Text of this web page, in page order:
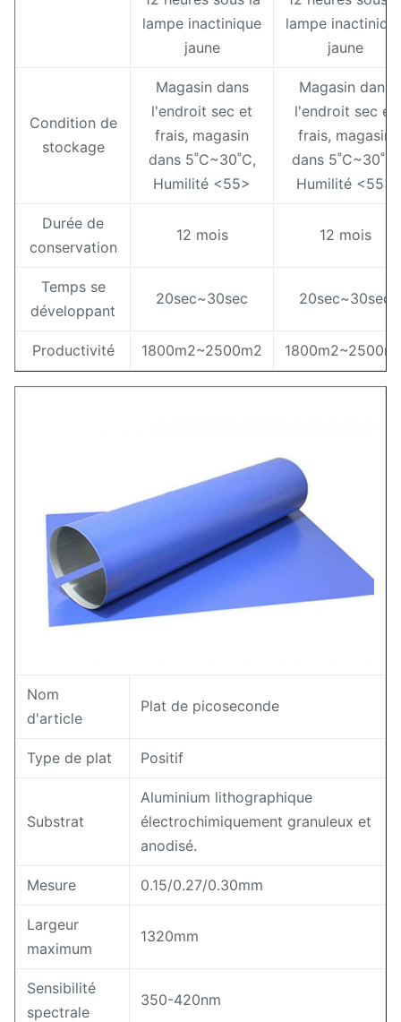
lampe inactinique
jaune
lampe
jaune
Condition de
stockage
Magasin dans
l'endroit sec et
frais, magasin
dans 5˚C~30˚C,
Humilité <55>
Magasin dans
l'endroit sec et
frais, magasin
dans 5˚C~30˚C,
Humilité <55>
Durée de
conservation
12 mois 12 mois
Temps se
développant
20sec~30sec 20sec~30sec
Productivité 1800m2~2500m2
Nom
d'article
Plat de picoseconde
Type de plat Positif
Substrat
Aluminium lithographique
électrochimiquement granuleux et
anodisé.
Mesure 0.15/0.27/0.30mm
Largeur
maximum
1320mm
Sensibilité
spectrale
350-420nm